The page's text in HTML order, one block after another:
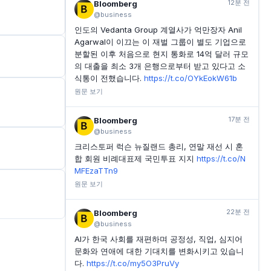
Bloomberg
@business
12분 전
인도의 Vedanta Group 계열사가 억만장자 Anil
Agarwal이 이끄는 이 재벌 그룹이 별도 기업으로
분할된 이후 처음으로 현지 통화로 14억 달러 규모
의 대출을 최소 3개 은행으로부터 받고 있다고 소
식통이 전했습니다. https://t.co/OYkEokW61b
원문 보기
Bloomberg
@business
17분 전
크리스토퍼 럭슨 뉴질랜드 총리, 연말 재선 시 혼
합 회원 비례대표제 국민투표 지지 https://t.co/N
MFEzaTTn9
원문 보기
Bloomberg
@business
22분 전
AI가 한국 사회를 재편하며 공정성, 직업, 심지어
문화와 연애에 대한 기대치를 변화시키고 있습니
다. https://t.co/my5O3PruVy